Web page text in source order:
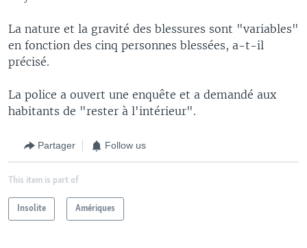
La nature et la gravité des blessures sont "variables"
en fonction des cinq personnes blessées, a-t-il
précisé.
La police a ouvert une enquête et a demandé aux
habitants de "rester à l'intérieur".
Partager Follow us
This item is part of
Insolite Amériques